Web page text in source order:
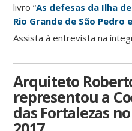
livro “As defesas da Ilha
Rio Grande de São Pedro
Assista à entrevista na
Arquiteto
representou a
das Fortalezas no